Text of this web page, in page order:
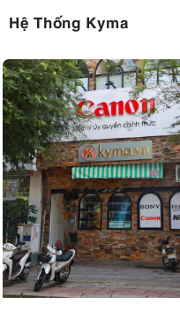
Hệ Thống Kyma